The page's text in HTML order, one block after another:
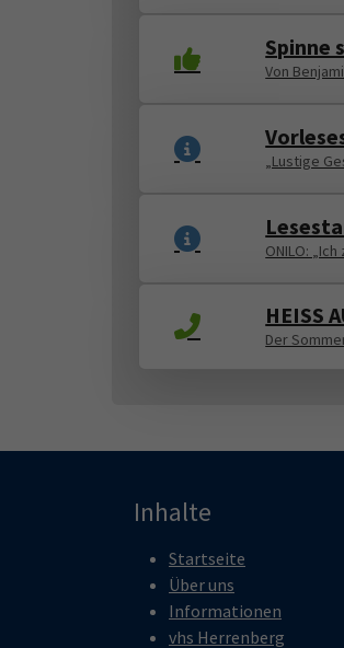
Spinne
Von
„Lustige
ONILO:
HEISS
Der
Inhalte
Startseite
Über uns
Informationen
vhs Herrenberg